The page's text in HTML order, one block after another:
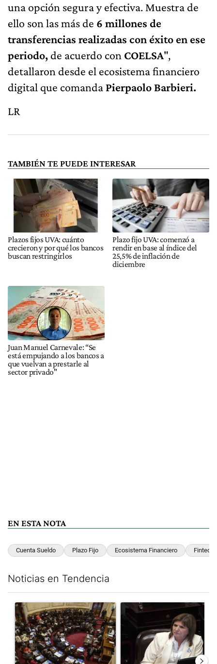
una opción segura y efectiva. Muestra de
ello son las más de 6 millones de
transferencias realizadas con éxito en ese
periodo, de acuerdo con COELSA",
detallaron desde el ecosistema financiero
digital que comanda Pierpaolo Barbieri.
LR
TAMBIÉN TE PUEDE INTERESAR
Plazos fijos UVA: cuánto
crecieron y por qué los bancos
buscan restringirlos
Plazo fijo UVA: comenzó a
rendir en base al índice del
25,5% de inflación de
diciembre
Juan Manuel Carnevale: “Se
está empujando a los bancos a
que vuelvan a prestarle al
sector privado"
EN ESTA NOTA
Cuenta Sueldo Plazo Fijo Ecosistema Financiero Fintech
Noticias en Tendencia
Un artículo de tendencia con el título "El Senado dio media
Un artículo de tendencia